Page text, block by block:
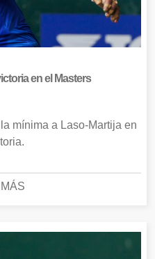
en el Masters
mínima a Laso-Martija en